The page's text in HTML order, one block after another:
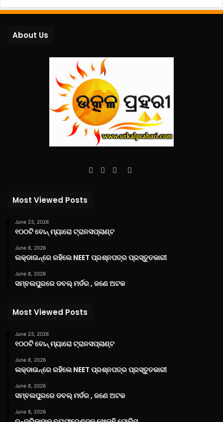
About Us
Facebook
TwitterYouTube
Instagram
Most Viewed Posts
June 23, 2026
୧୦୦ଟି ବୋନ୍ ମ୍ୟାରୋ ଟ୍ରାନସପ୍ଲାଣ୍ଟ
June 8, 2026
ଲକ୍‌ଡାଉନ୍‌ରେ ରହିଲେ NEET ପ୍ରଶ୍ନପତ୍ର ପ୍ରସ୍ତୁତକାରୀ
June 8, 2026
ସମ୍ବଲପୁରରେ ଡବଲ୍ ମର୍ଡର , ଜଣେ ଅଟକ
Most Viewed Posts
June 23, 2026
୧୦୦ଟି ବୋନ୍ ମ୍ୟାରୋ ଟ୍ରାନସପ୍ଲାଣ୍ଟ
June 8, 2026
ଲକ୍‌ଡାଉନ୍‌ରେ ରହିଲେ NEET ପ୍ରଶ୍ନପତ୍ର ପ୍ରସ୍ତୁତକାରୀ
June 8, 2026
ସମ୍ବଲପୁରରେ ଡବଲ୍ ମର୍ଡର , ଜଣେ ଅଟକ
June 8, 2026